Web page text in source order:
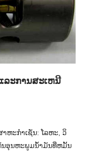
ລະການສະເຫນີ
ຫະກໍາເຊັ່ນ: ໂລຫະ, ວິ
ນອຸນຫະພູມນ້ໍາມັນທີ່ຫມັ້ນ